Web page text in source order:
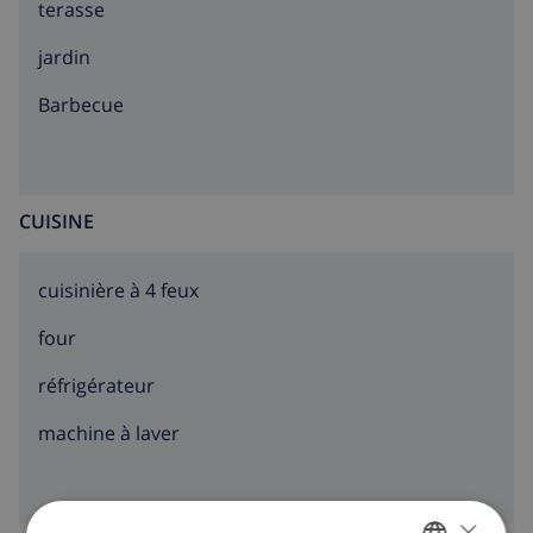
terasse
jardin
barbecue
CUISINE
cuisinière à 4 feux
four
réfrigérateur
machine à laver